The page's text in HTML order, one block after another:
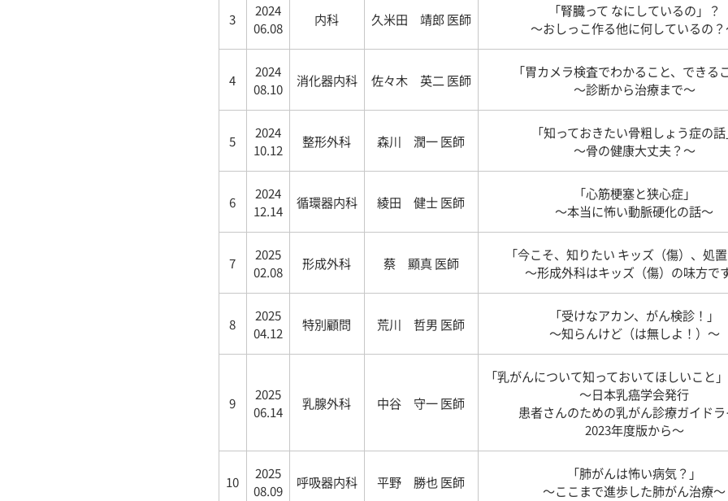
3
2024
06.08
内科 久米田 靖郎 医師
「腎臓って なにしているの」？
～おしっこ作る他に何しているの
4
2024
08.10
消化器内科 佐々木 英二 医師
「胃カメラ検査でわかること、できる
～診断から治療まで～
5
2024
10.12
整形外科 森川 潤一 医師
「知っておきたい骨粗しょう症の
～骨の健康大丈夫？～
6
2024
12.14
循環器内科 綾田 健士 医師
「心筋梗塞と狭心症」
～本当に怖い動脈硬化の話～
7
2025
02.08
形成外科 蔡 顯真 医師
「今こそ、知りたい キッズ（傷）、処
～形成外科はキッズ（傷）の味方で
8
2025
04.12
特別顧問 荒川 哲男 医師
「受けなアカン、がん検診！」
～知らんけど（は無しよ！）～
9
2025
06.14
乳腺外科 中谷 守一 医師
「乳がんについて知っておいてほしいこと
～日本乳癌学会発行
患者さんのための乳がん診療ガイド
2023年度版から～
10
2025
08.09
呼吸器内科 平野 勝也 医師
「肺がんは怖い病気？」
〜ここまで進歩した肺がん治療〜